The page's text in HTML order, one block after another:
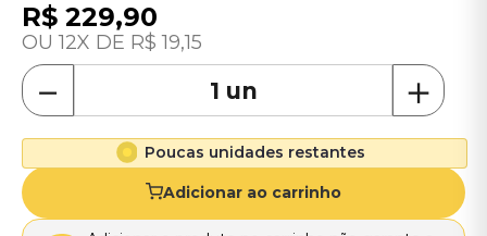
R$ 229,90
12 R$ 19,15
＋
－
Poucas unidades restantes
Adicionar ao carrinho